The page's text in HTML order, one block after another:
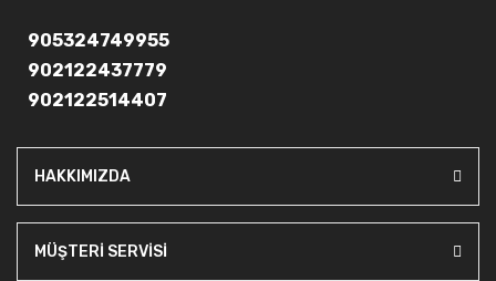
905324749955
902122437779
902122514407
HAKKIMIZDA
MÜŞTERİ SERVİSİ